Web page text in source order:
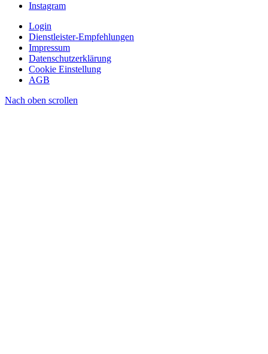
Instagram
Login
Dienstleister-Empfehlungen
Impressum
Datenschutzerklärung
Cookie Einstellung
AGB
Nach oben scrollen